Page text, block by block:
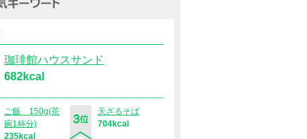
珈琲館ハウスサンド
682kcal
ご飯 150g(茶
碗1杯分)
235kcal
天ざるそば
704kcal